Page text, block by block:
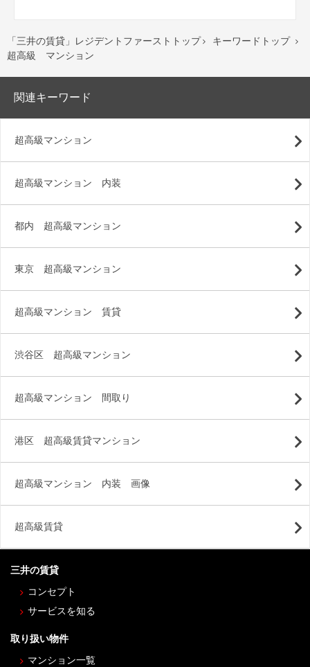
「三井の賃貸」レジデントファーストトップ  キーワードトップ 
超高級 マンション
関連キーワード
超高級マンション
超高級マンション 内装
都内 超高級マンション
東京 超高級マンション
超高級マンション 賃貸
渋谷区 超高級マンション
超高級マンション 間取り
港区 超高級賃貸マンション
超高級マンション 内装 画像
超高級賃貸
三井の賃貸
コンセプト
サービスを知る
取り扱い物件
マンション一覧